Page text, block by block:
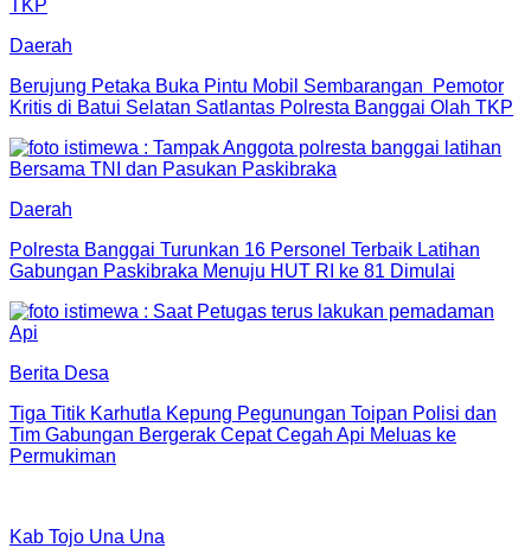
Daerah
Berujung Petaka Buka Pintu Mobil Sembarangan Pemotor
Kritis di Batui Selatan Satlantas Polresta Banggai Olah TKP
Daerah
Polresta Banggai Turunkan 16 Personel Terbaik Latihan
Gabungan Paskibraka Menuju HUT RI ke 81 Dimulai
Berita Desa
Tiga Titik Karhutla Kepung Pegunungan Toipan Polisi dan
Tim Gabungan Bergerak Cepat Cegah Api Meluas ke
Permukiman
Kab Tojo Una Una